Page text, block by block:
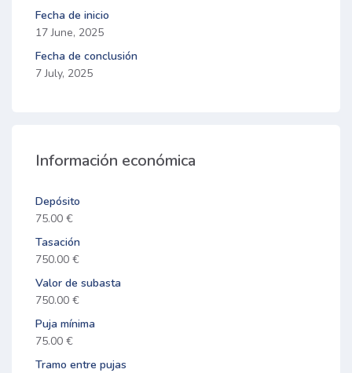
Fecha de inicio
17 June, 2025
Fecha de conclusión
7 July, 2025
Información económica
Depósito
75.00 €
Tasación
750.00 €
Valor de subasta
750.00 €
Puja mínima
75.00 €
Tramo entre pujas